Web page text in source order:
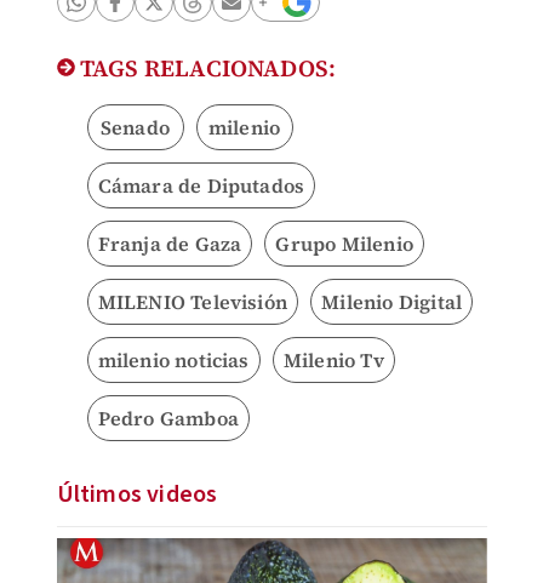
TAGS RELACIONADOS:
Senado milenio
Cámara de Diputados
Franja de Gaza Grupo Milenio
MILENIO Televisión Milenio Digital
milenio noticias Milenio Tv
Pedro Gamboa
Últimos videos